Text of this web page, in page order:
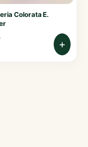
Colorata E.
+